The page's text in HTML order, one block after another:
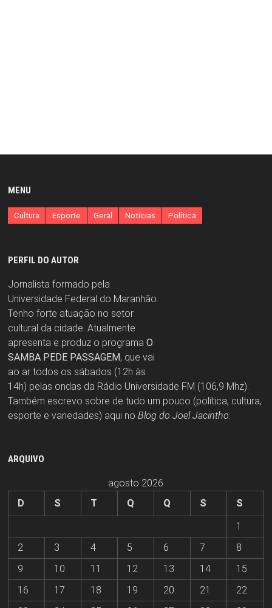
MENU
Cultura Esporte Geral Notícias Política
PERFIL DO AUTOR
Jornalista formado pela
Universidade Federal do Maranhão.
Tenho forte atuação no setor
cultural da cidade. Atualmente
apresenta e produz o programa O
SAMBA PEDE PASSAGEM, que vai
ao ar todos os sábados (12h às
14h) pelas ondas da Rádio Universidade FM (106,9 Mhz).
Também escrevo sobre de tudo um pouco (política, cultura,
esporte e variedades) aqui no Blog do Joel Jacintho.
ARQUIVO
agosto 2026
D
S T Q Q S
S
1
2
3 4 5 6 7
8
9
10 11 12 13 14
15
16
17 18 19 20 21
22